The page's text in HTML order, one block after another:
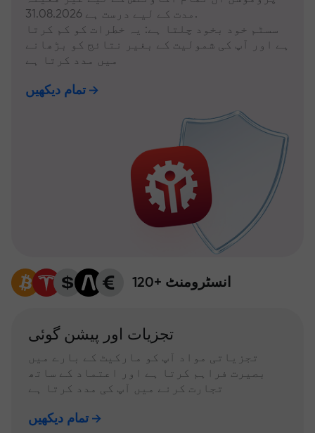
مدت کے لیے درست ہے 31.08.2026.
سسٹم خود بخود چلتا ہے: یہ خطرات کو کم کرتا
ہے اور آپ کی شمولیت کے بغیر نتائج کو بڑھانے
میں مدد کرتا ہے
تمام دیکھیں
120+ انسٹرومنٹ
تجزیات اور پیشن گوئی
تجزیاتی مواد آپ کو مارکیٹ کے بارے میں
بصیرت فراہم کرتا ہے اور اعتماد کے ساتھ
تجارت کرنے میں آپ کی مدد کرتا ہے
تمام دیکھیں